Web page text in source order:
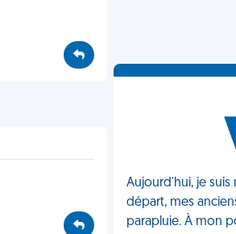
Aujourd'hui, je
départ, mes
parapluie. À mon